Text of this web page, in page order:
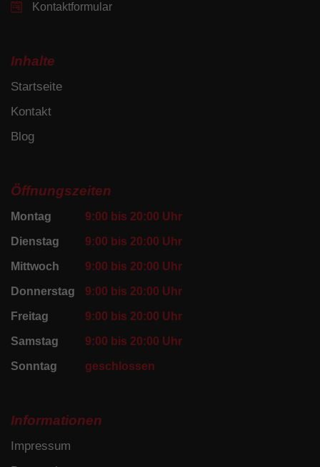
Kontaktformular
Inhalte
Startseite
Kontakt
Blog
Öffnungszeiten
Montag 9:00 bis 20:00 Uhr
Dienstag 9:00 bis 20:00 Uhr
Mittwoch 9:00 bis 20:00 Uhr
Donnerstag 9:00 bis 20:00 Uhr
Freitag 9:00 bis 20:00 Uhr
Samstag 9:00 bis 20:00 Uhr
Sonntag geschlossen
Informationen
Impressum